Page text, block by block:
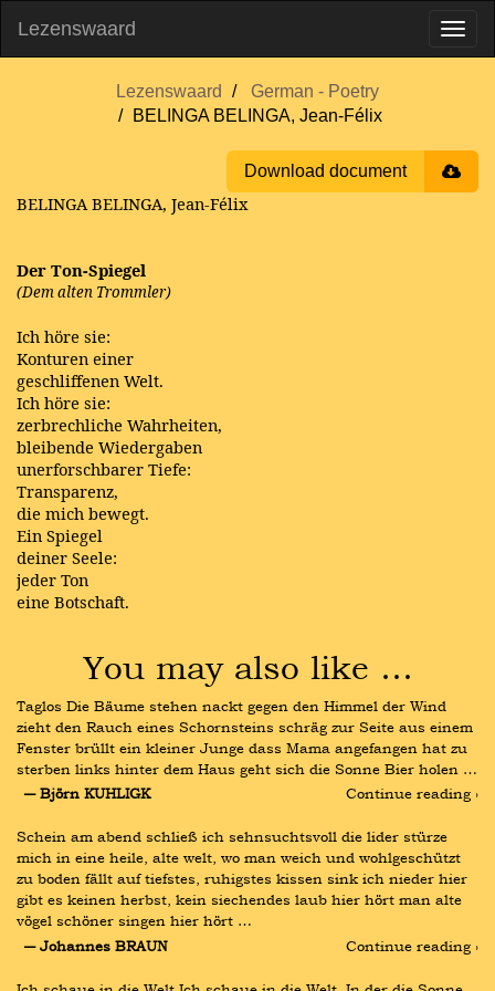
Lezenswaard
Lezenswaard
German - Poetry
BELINGA BELINGA, Jean-Félix
Download document
BELINGA BELINGA, Jean-Félix
Der Ton-Spiegel
(Dem alten Trommler)
Ich höre sie:
Konturen einer
geschliffenen Welt.
Ich höre sie:
zerbrechliche Wahrheiten,
bleibende Wiedergaben
unerforschbarer Tiefe:
Transparenz,
die mich bewegt.
Ein Spiegel
deiner Seele:
jeder Ton
eine Botschaft.
You may also like …
Taglos Die Bäume stehen nackt gegen den Himmel der Wind
zieht den Rauch eines Schornsteins schräg zur Seite aus einem
Fenster brüllt ein kleiner Junge dass Mama angefangen hat zu
sterben links hinter dem Haus geht sich die Sonne Bier holen …
― Björn KUHLIGK
Continue reading ›
Schein am abend schließ ich sehnsuchtsvoll die lider stürze
mich in eine heile, alte welt, wo man weich und wohlgeschützt
zu boden fällt auf tiefstes, ruhigstes kissen sink ich nieder hier
gibt es keinen herbst, kein siechendes laub hier hört man alte
vögel schöner singen hier hört …
― Johannes BRAUN
Continue reading ›